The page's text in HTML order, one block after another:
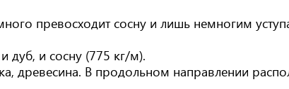
превосходит сосну и лишь немногим
дуб, и сосну (775 кг/м).
древесина. В продольном направлении